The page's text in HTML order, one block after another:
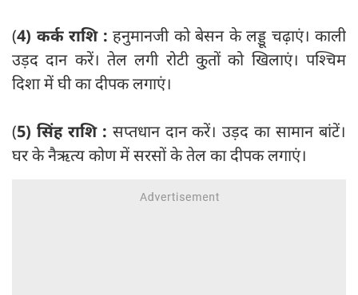
(4) कर्क राशि : हनुमानजी को बेसन के लड्डू चढ़ाएं। काली
उड़द दान करें। तेल लगी रोटी कु्तों को खिलाएं। पश्चिम
दिशा में घी का दीपक लगाएं।
(5) सिंह राशि : सप्तधान दान करें। उड़द का सामान बांटें।
घर के नैऋत्य कोण में सरसों के तेल का दीपक लगाएं।